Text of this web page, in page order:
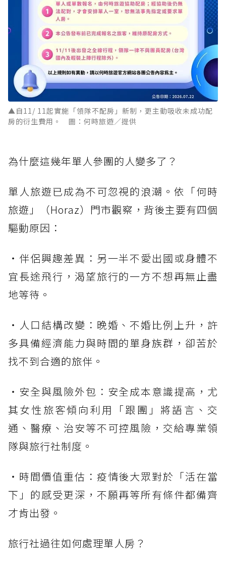
▲自11/ 11起實施「領隊不配房」新制，更主動吸收未成功配
房的衍生費用。 圖：何時旅遊／提供
為什麼這幾年單人參團的人變多了？
單人旅遊已成為不可忽視的浪潮。依「何時
旅遊」（Horaz）門市觀察，背後主要有四個
驅動原因：
・伴侶興趣差異：另一半不愛出國或身體不
宜長途飛行，渴望旅行的一方不想再無止盡
地等待。
・人口結構改變：晚婚、不婚比例上升，許
多具備經濟能力與時間的單身族群，卻苦於
找不到合適的旅伴。
・安全與風險外包：安全成本意識提高，尤
其女性旅客傾向利用「跟團」將語言、交
通、醫療、治安等不可控風險，交給專業領
隊與旅行社制度。
・時間價值重估：疫情後大眾對於「活在當
下」的感受更深，不願再等所有條件都備齊
才肯出發。
旅行社過往如何處理單人房？